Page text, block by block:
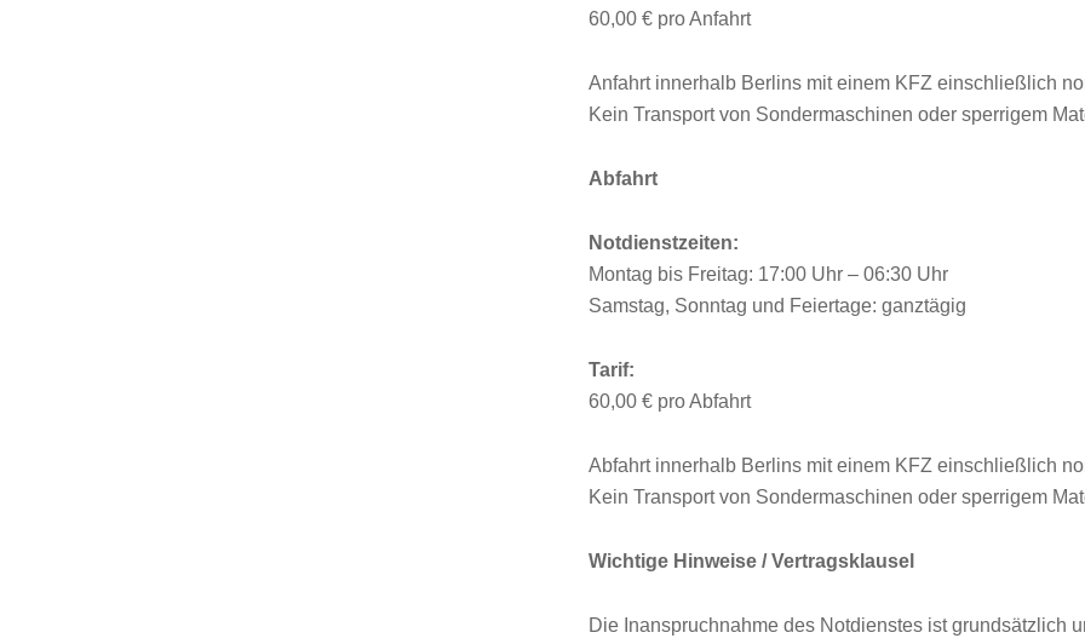
60,00 € pro Anfahrt
Anfahrt innerhalb Berlins mit einem KFZ einschließlich
Kein Transport von Sondermaschinen oder sperrigem
Abfahrt
Notdienstzeiten:
Montag bis Freitag: 17:00 Uhr – 06:30 Uhr
Samstag, Sonntag und Feiertage: ganztägig
Tarif:
60,00 € pro Abfahrt
Abfahrt innerhalb Berlins mit einem KFZ einschließlich
Kein Transport von Sondermaschinen oder sperrigem
Wichtige Hinweise / Vertragsklausel
Die Inanspruchnahme des Notdienstes ist grundsätzlich